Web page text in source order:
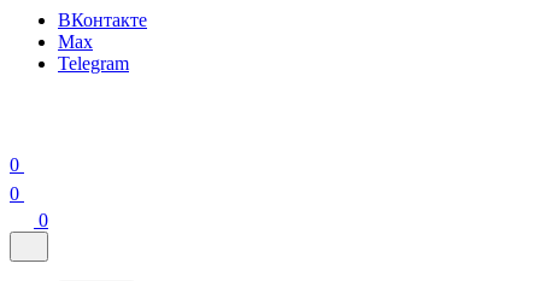
ВКонтакте
Max
Telegram
0
0
0